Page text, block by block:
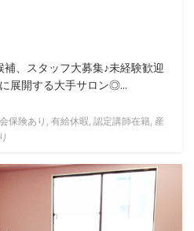
補、スタッフ大募集♪未経験歓迎
展開する大手サロン◎...
保険あり, 有給休暇, 認定講師在籍, 産